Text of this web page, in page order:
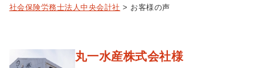
社会保険労務士法人中央会計社 > お客様の声
丸一水産株式会社様